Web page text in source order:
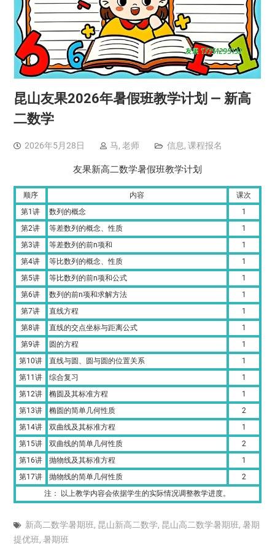
昆山友果2026年暑假班教学计划 — 新高
二数学
2026年5月28日 马, 老师 信息, 课程报名
友果新高二数学暑假班教学计划
顺序 内容
课次
第1讲
数列的概念
1
第2讲
等差数列的概念、性质
1
第3讲
等差数列的前n项和
1
第4讲
等比数列的概念、性质
1
第5讲
等比数列的前n项和公式
1
第6讲
数列的前n项和求解方法
1
第7讲
直线方程
1
第8讲
直线的交点坐标与距离公式
1
第9讲
圆的方程
1
第10讲
直线与圆、圆与圆的位置关系
1
第11讲
综合复习
1
第12讲
椭圆及其标准方程
1
第13讲
椭圆的简单几何性质
2
第14讲
双曲线及其标准方程
1
第15讲
双曲线的简单几何性质
2
第16讲
抛物线及其标准方程
1
第17讲
抛物线的简单几何性质
2
注： 以上教学内容会依据学生的实际情况调整教学进度。
新高二数学暑期班, 昆山新高二数学, 昆山高二数学暑期班, 暑期
提优班, 暑期班